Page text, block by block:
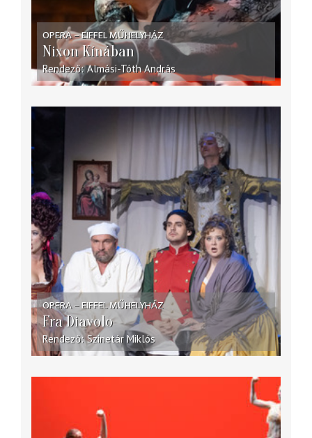
OPERA – EIFFEL MŰHELYHÁZ
Nixon Kínában
Rendező Almási-Tóth András
OPERA – EIFFEL MŰHELYHÁZ
Fra Diavolo
Rendező Szinetár Miklós